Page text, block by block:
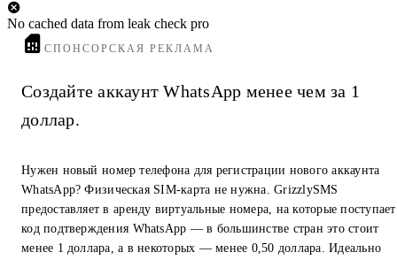
No cached data from leak check pro
СПОНСОРСКАЯ РЕКЛАМА
Создайте аккаунт WhatsApp менее чем за 1
доллар.
Нужен новый номер телефона для регистрации нового аккаунта
WhatsApp? Физическая SIM-карта не нужна. GrizzlySMS
предоставляет в аренду виртуальные номера, на которые поступает
код подтверждения WhatsApp — в большинстве стран это стоит
менее 1 доллара, а в некоторых — менее 0,50 доллара. Идеально